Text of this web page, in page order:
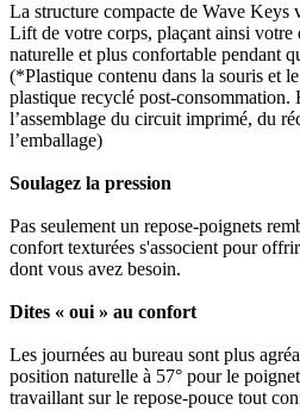
La structure compacte de Wave Keys
Lift de votre corps, plaçant ainsi votre
naturelle et plus confortable pendant
(*Plastique contenu dans la souris et
plastique recyclé post-consommation.
l’assemblage du circuit imprimé, du
l’emballage)
Soulagez la pression
Pas seulement un repose-poignets
confort texturées s'associent pour
dont vous avez besoin.
Dites « oui » au confort
Les journées au bureau sont plus
position naturelle à 57° pour le
travaillant sur le repose-pouce tout